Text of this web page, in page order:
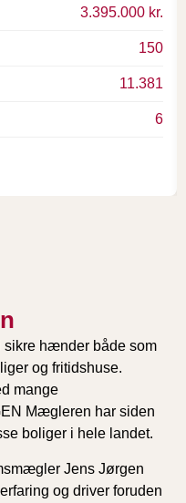
3.395.000 kr.
150
11.381
6
hænder både som
og fritidshuse.
mange
Mægleren har siden
boliger i hele landet.
Jens Jørgen
og driver foruden